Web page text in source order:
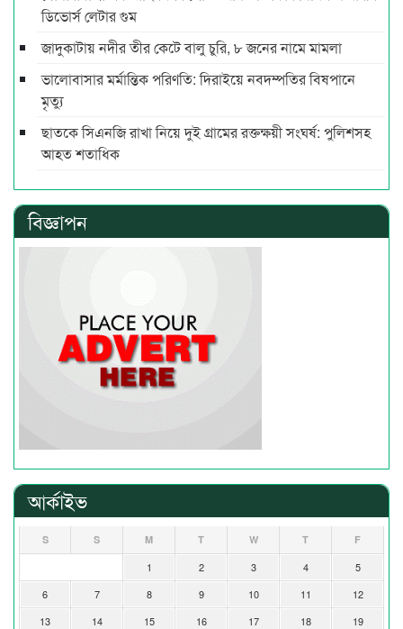
ডিভোর্স লেটার গুম
জাদুকাটায় নদীর তীর কেটে বালু চুরি, ৮ জনের নামে মামলা
ভালোবাসার মর্মান্তিক পরিণতি: দিরাইয়ে নবদম্পতির বিষপানে
মৃত্যু
ছাতকে সিএনজি রাখা নিয়ে দুই গ্রামের রক্তক্ষয়ী সংঘর্ষ: পুলিশসহ
আহত শতাধিক
বিজ্ঞাপন
আর্কাইভ
S S M T W T F
1 2 3 4
5
6
7 8 9 10 11
12
13
14 15 16 17 18
19